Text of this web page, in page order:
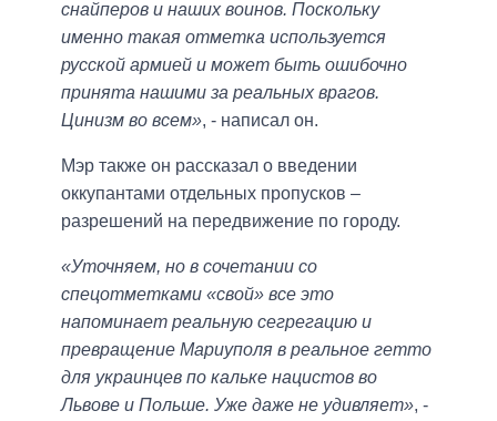
снайперов и наших воинов. Поскольку
именно такая отметка используется
русской армией и может быть ошибочно
принята нашими за реальных врагов.
Цинизм во всем», - написал он.
Мэр также он рассказал о введении
оккупантами отдельных пропусков –
разрешений на передвижение по городу.
«Уточняем, но в сочетании со
спецотметками «свой» все это
напоминает реальную сегрегацию и
превращение Мариуполя в реальное гетто
для украинцев по кальке нацистов во
Львове и Польше. Уже даже не удивляет», -